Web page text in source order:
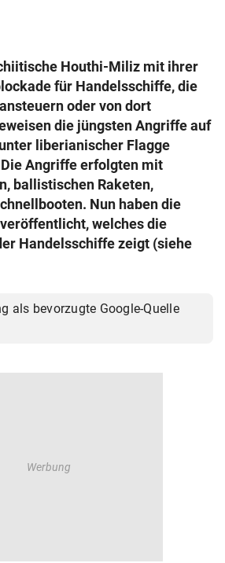
Houthi-Miliz mit ihrer
für Handelsschiffe, die
oder von dort
die jüngsten Angriffe auf
liberianischer Flagge
Angriffe erfolgten mit
ballistischen Raketen,
Nun haben die
welches die
Handelsschiffe zeigt (siehe
als bevorzugte Google-Quelle